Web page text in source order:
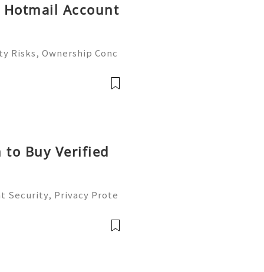
Hotmail Account
Risks, Ownership Conc
⚡️📱💬🚀 Telegram: @get
to Buy Verified
Security, Privacy Prote
Support 💫💎💲💫